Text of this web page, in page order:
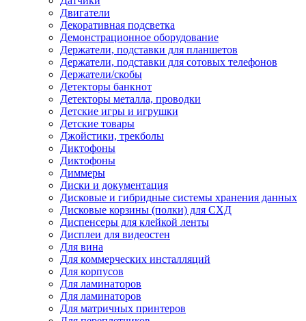
Двигатели
Декоративная подсветка
Демонстрационное оборудование
Держатели, подставки для планшетов
Держатели, подставки для сотовых телефонов
Держатели/скобы
Детекторы банкнот
Детекторы металла, проводки
Детские игры и игрушки
Детские товары
Джойстики, трекболы
Диктофоны
Диктофоны
Диммеры
Диски и документация
Дисковые и гибридные системы хранения данных
Дисковые корзины (полки) для СХД
Диспенсеры для клейкой ленты
Дисплеи для видеостен
Для вина
Для коммерческих инсталляций
Для корпусов
Для ламинаторов
Для ламинаторов
Для матричных принтеров